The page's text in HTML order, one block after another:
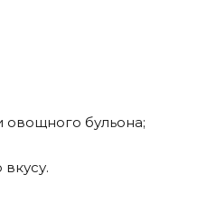
овощного бульона;